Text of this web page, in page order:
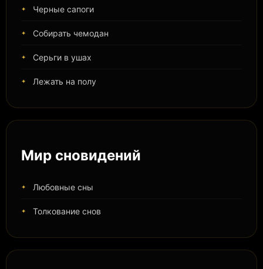
Черные сапоги
Собирать чемодан
Серьги в ушах
Лежать на полу
Мир сновидений
Любовные сны
Толкование снов